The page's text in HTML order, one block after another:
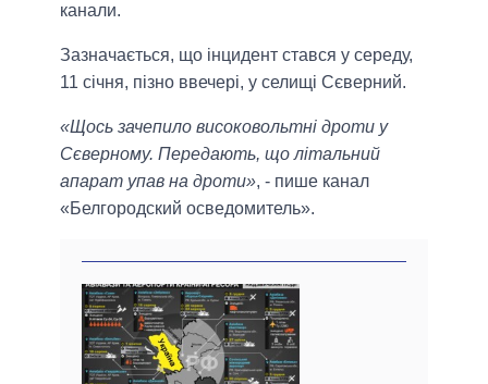
канали.
Зазначається, що інцидент стався у середу,
11 січня, пізно ввечері, у селищі Сєверний.
«Щось зачепило високовольтні дроти у
Сєверному. Передають, що літальний
апарат упав на дроти», - пише канал
«Белгородский осведомитель».